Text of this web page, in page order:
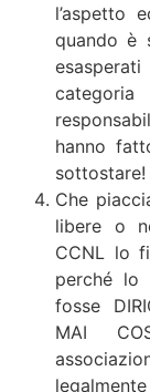
l’aspetto
quando è
hanno
sottostare!
Che
libere o
CCNL lo
perché lo
fosse
MAI